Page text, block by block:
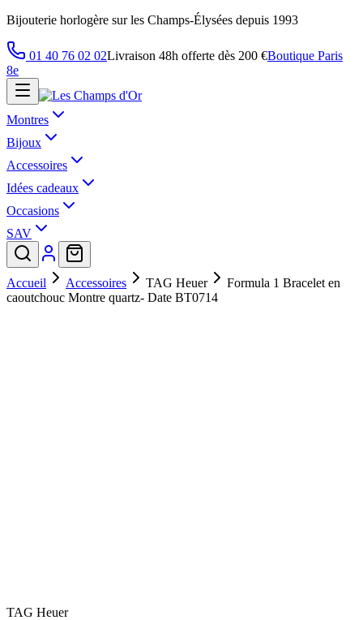
Bijouterie horlogère sur les Champs-Élysées depuis 1993
01 40 76 02 02Livraison 48h offerte dès 200 €Boutique Paris
8e
Montres
Bijoux
Accessoires
Idées cadeaux
Occasions
SAV
Accueil Accessoires TAG Heuer
Formula 1 Bracelet en
caoutchouc Montre quartz- Date BT0714
TAG Heuer